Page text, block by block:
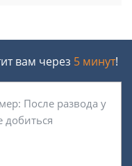
вам через 5 минут!